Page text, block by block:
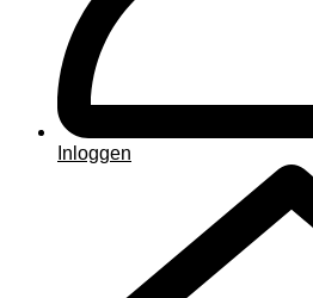
Inloggen